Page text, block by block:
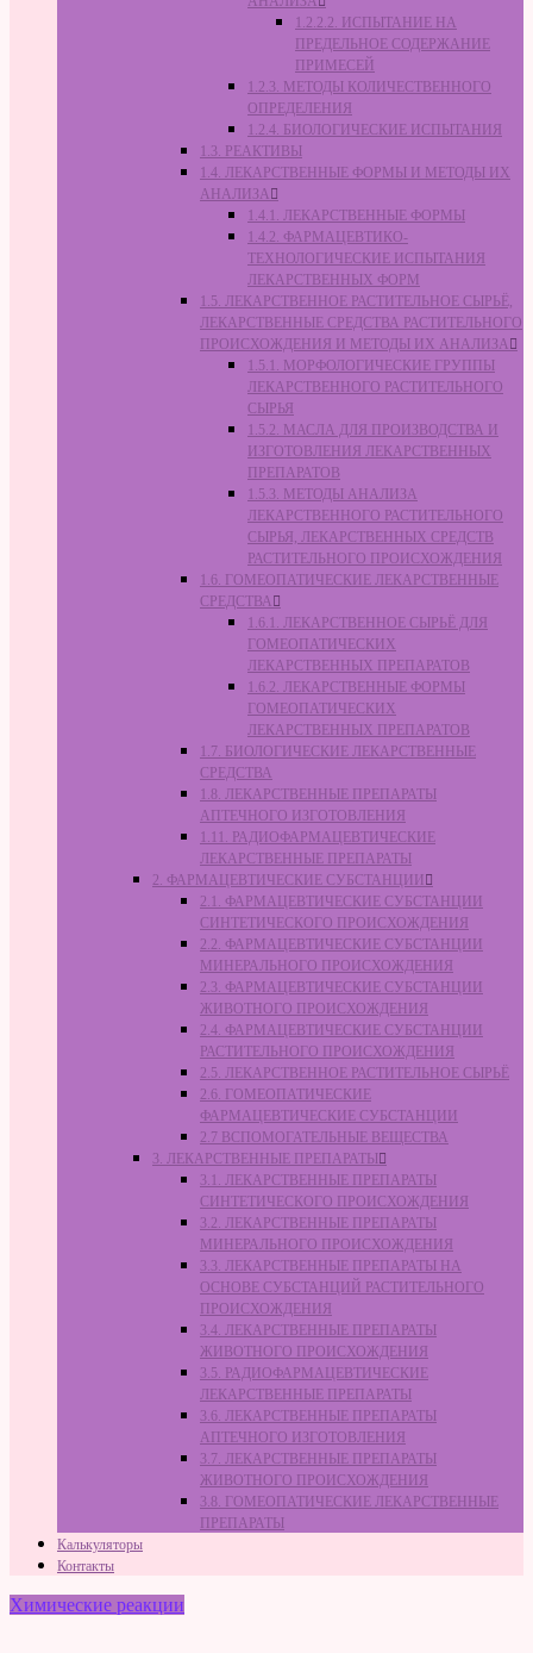
1.2.2.2. ИСПЫТАНИЕ НА
ПРЕДЕЛЬНОЕ СОДЕРЖАНИЕ
ПРИМЕСЕЙ
1.2.3. МЕТОДЫ КОЛИЧЕСТВЕННОГО
ОПРЕДЕЛЕНИЯ
1.2.4. БИОЛОГИЧЕСКИЕ ИСПЫТАНИЯ
1.3. РЕАКТИВЫ
1.4. ЛЕКАРСТВЕННЫЕ ФОРМЫ И МЕТОДЫ ИХ
АНАЛИЗА
1.4.1. ЛЕКАРСТВЕННЫЕ ФОРМЫ
1.4.2. ФАРМАЦЕВТИКО-
ТЕХНОЛОГИЧЕСКИЕ ИСПЫТАНИЯ
ЛЕКАРСТВЕННЫХ ФОРМ
1.5. ЛЕКАРСТВЕННОЕ РАСТИТЕЛЬНОЕ СЫРЬЁ,
ЛЕКАРСТВЕННЫЕ СРЕДСТВА РАСТИТЕЛЬНОГО
ПРОИСХОЖДЕНИЯ И МЕТОДЫ ИХ АНАЛИЗА
1.5.1. МОРФОЛОГИЧЕСКИЕ ГРУППЫ
ЛЕКАРСТВЕННОГО РАСТИТЕЛЬНОГО
СЫРЬЯ
1.5.2. МАСЛА ДЛЯ ПРОИЗВОДСТВА И
ИЗГОТОВЛЕНИЯ ЛЕКАРСТВЕННЫХ
ПРЕПАРАТОВ
1.5.3. МЕТОДЫ АНАЛИЗА
ЛЕКАРСТВЕННОГО РАСТИТЕЛЬНОГО
СЫРЬЯ, ЛЕКАРСТВЕННЫХ СРЕДСТВ
РАСТИТЕЛЬНОГО ПРОИСХОЖДЕНИЯ
1.6. ГОМЕОПАТИЧЕСКИЕ ЛЕКАРСТВЕННЫЕ
СРЕДСТВА
1.6.1. ЛЕКАРСТВЕННОЕ СЫРЬЁ ДЛЯ
ГОМЕОПАТИЧЕСКИХ
ЛЕКАРСТВЕННЫХ ПРЕПАРАТОВ
1.6.2. ЛЕКАРСТВЕННЫЕ ФОРМЫ
ГОМЕОПАТИЧЕСКИХ
ЛЕКАРСТВЕННЫХ ПРЕПАРАТОВ
1.7. БИОЛОГИЧЕСКИЕ ЛЕКАРСТВЕННЫЕ
СРЕДСТВА
1.8. ЛЕКАРСТВЕННЫЕ ПРЕПАРАТЫ
АПТЕЧНОГО ИЗГОТОВЛЕНИЯ
1.11. РАДИОФАРМАЦЕВТИЧЕСКИЕ
ЛЕКАРСТВЕННЫЕ ПРЕПАРАТЫ
2. ФАРМАЦЕВТИЧЕСКИЕ СУБСТАНЦИИ
2.1. ФАРМАЦЕВТИЧЕСКИЕ СУБСТАНЦИИ
СИНТЕТИЧЕСКОГО ПРОИСХОЖДЕНИЯ
2.2. ФАРМАЦЕВТИЧЕСКИЕ СУБСТАНЦИИ
МИНЕРАЛЬНОГО ПРОИСХОЖДЕНИЯ
2.3. ФАРМАЦЕВТИЧЕСКИЕ СУБСТАНЦИИ
ЖИВОТНОГО ПРОИСХОЖДЕНИЯ
2.4. ФАРМАЦЕВТИЧЕСКИЕ СУБСТАНЦИИ
РАСТИТЕЛЬНОГО ПРОИСХОЖДЕНИЯ
2.5. ЛЕКАРСТВЕННОЕ РАСТИТЕЛЬНОЕ СЫРЬЁ
2.6. ГОМЕОПАТИЧЕСКИЕ
ФАРМАЦЕВТИЧЕСКИЕ СУБСТАНЦИИ
2.7 ВСПОМОГАТЕЛЬНЫЕ ВЕЩЕСТВА
3. ЛЕКАРСТВЕННЫЕ ПРЕПАРАТЫ
3.1. ЛЕКАРСТВЕННЫЕ ПРЕПАРАТЫ
СИНТЕТИЧЕСКОГО ПРОИСХОЖДЕНИЯ
3.2. ЛЕКАРСТВЕННЫЕ ПРЕПАРАТЫ
МИНЕРАЛЬНОГО ПРОИСХОЖДЕНИЯ
3.3. ЛЕКАРСТВЕННЫЕ ПРЕПАРАТЫ НА
ОСНОВЕ СУБСТАНЦИЙ РАСТИТЕЛЬНОГО
ПРОИСХОЖДЕНИЯ
3.4. ЛЕКАРСТВЕННЫЕ ПРЕПАРАТЫ
ЖИВОТНОГО ПРОИСХОЖДЕНИЯ
3.5. РАДИОФАРМАЦЕВТИЧЕСКИЕ
ЛЕКАРСТВЕННЫЕ ПРЕПАРАТЫ
3.6. ЛЕКАРСТВЕННЫЕ ПРЕПАРАТЫ
АПТЕЧНОГО ИЗГОТОВЛЕНИЯ
3.7. ЛЕКАРСТВЕННЫЕ ПРЕПАРАТЫ
ЖИВОТНОГО ПРОИСХОЖДЕНИЯ
3.8. ГОМЕОПАТИЧЕСКИЕ ЛЕКАРСТВЕННЫЕ
ПРЕПАРАТЫ
Калькуляторы
Контакты
Химические реакции